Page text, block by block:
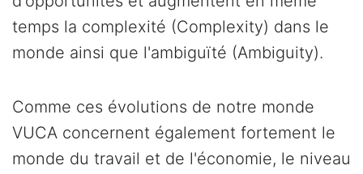
temps la complexité (Complexity) dans le
monde ainsi que l'ambiguïté (Ambiguity).
Comme ces évolutions de notre monde
VUCA concernent également fortement le
monde du travail et de l'économie, le niveau